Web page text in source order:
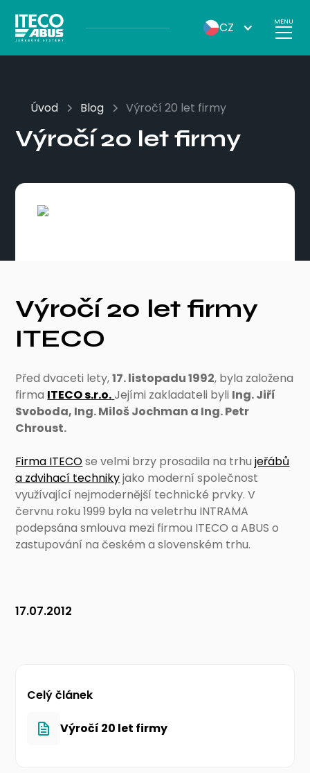
CZ MENU
Úvod Blog Výročí 20 let firmy
Výročí 20 let firmy
Výročí 20 let firmy
ITECO
Před dvaceti lety,17. listopadu 1992, byla založena
firma ITECO s.r.o.Jejími zakladateli byli Ing. Jiří
Svoboda, Ing. Miloš Jochman a Ing. Petr
Chroust.
Firma ITECOse velmi brzy prosadila na trhujeřábů
a zdvihací technikyjako moderní společnost
využívající nejmodernější technické prvky. V
červnu roku 1999 byla na veletrhu INTRAMA
podepsána smlouva mezi firmou ITECO a ABUS o
zastupování na českém a slovenském trhu.
17.07.2012
Celý článek
Výročí 20 let firmy